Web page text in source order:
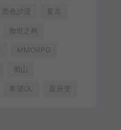
黑色沙漠 复古
救世之树
MMORPG
蜀山
希望OL 星辰变